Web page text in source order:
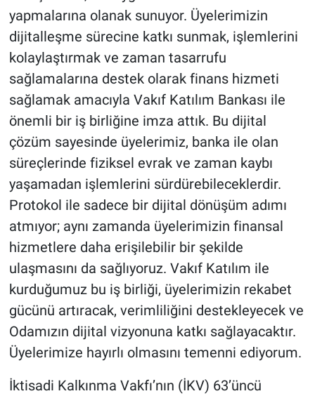
yapmalarına olanak sunuyor. Üyelerimizin
dijitalleşme sürecine katkı sunmak, işlemlerini
kolaylaştırmak ve zaman tasarrufu
sağlamalarına destek olarak finans hizmeti
sağlamak amacıyla Vakıf Katılım Bankası ile
önemli bir iş birliğine imza attık. Bu dijital
çözüm sayesinde üyelerimiz, banka ile olan
süreçlerinde fiziksel evrak ve zaman kaybı
yaşamadan işlemlerini sürdürebileceklerdir.
Protokol ile sadece bir dijital dönüşüm adımı
atmıyor; aynı zamanda üyelerimizin finansal
hizmetlere daha erişilebilir bir şekilde
ulaşmasını da sağlıyoruz. Vakıf Katılım ile
kurduğumuz bu iş birliği, üyelerimizin rekabet
gücünü artıracak, verimliliğini destekleyecek ve
Odamızın dijital vizyonuna katkı sağlayacaktır.
Üyelerimize hayırlı olmasını temenni ediyorum.
İktisadi Kalkınma Vakfı’nın (İKV) 63’üncü